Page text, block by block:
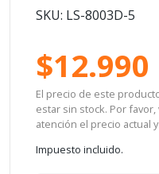
SKU: LS-8003D-5
$12.990
El precio de este
estar sin stock. Por
atención el precio actual
Impuesto incluido.